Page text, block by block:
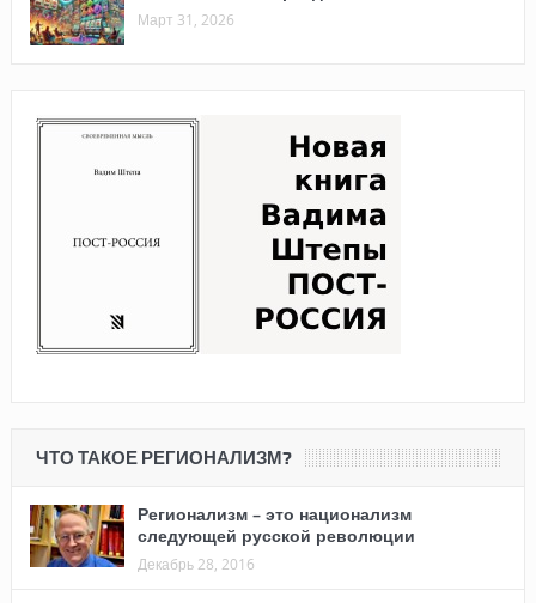
Март 31, 2026
ЧТО ТАКОЕ РЕГИОНАЛИЗМ?
Регионализм – это национализм
следующей русской революции
Декабрь 28, 2016